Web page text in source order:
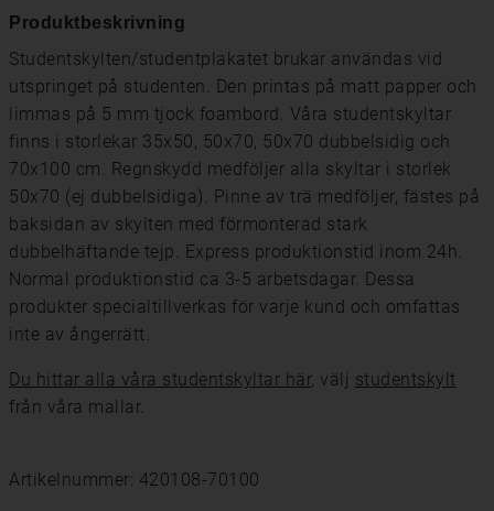
Produktbeskrivning
Studentskylten/studentplakatet brukar användas vid
utspringet på studenten. Den printas på matt papper och
limmas på 5 mm tjock foambord. Våra studentskyltar
finns i storlekar 35x50, 50x70, 50x70 dubbelsidig och
70x100 cm. Regnskydd medföljer alla skyltar i storlek
50x70 (ej dubbelsidiga). Pinne av trä medföljer, fästes på
baksidan av skylten med förmonterad stark
dubbelhäftande tejp. Express produktionstid inom 24h.
Normal produktionstid ca 3-5 arbetsdagar. Dessa
produkter specialtillverkas för varje kund och omfattas
inte av ångerrätt.
Du hittar alla våra studentskyltar här, välj studentskylt
från våra mallar.
Artikelnummer: 420108-70100